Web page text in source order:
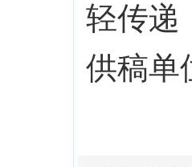
轻传递
供稿单